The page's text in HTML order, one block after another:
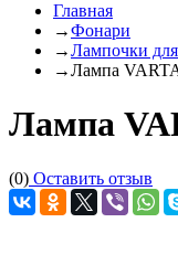
Главная
→Фонари
→Лампочки
→Лампа
Лампа
(0) Оставить отзыв